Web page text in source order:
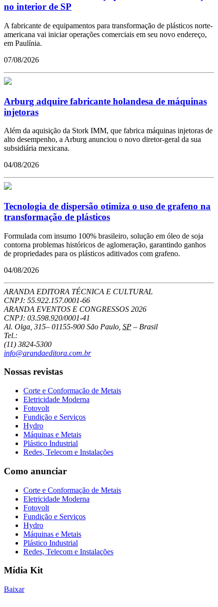
no interior de SP
A fabricante de equipamentos para transformação de plásticos norte-
americana vai iniciar operações comerciais em seu novo endereço,
em Paulínia.
07/08/2026
Arburg adquire fabricante holandesa de máquinas
injetoras
Além da aquisição da Stork IMM, que fabrica máquinas injetoras de
alto desempenho, a Arburg anunciou o novo diretor-geral da sua
subsidiária mexicana.
04/08/2026
Tecnologia de dispersão otimiza o uso de grafeno na
transformação de plásticos
Formulada com insumo 100% brasileiro, solução em óleo de soja
contorna problemas históricos de aglomeração, garantindo ganhos
de propriedades para os plásticos aditivados com grafeno.
04/08/2026
ARANDA EDITORA TÉCNICA E CULTURAL
CNPJ: 55.922.157.0001-66
ARANDA EVENTOS E CONGRESSOS 2026
CNPJ: 03.598.920/0001-41
Al. Olga, 315– 01155-900 São Paulo SP – Brasil
Tel.:
(11) 3824-5300
info@arandaeditora.com.br
Nossas revistas
Corte e Conformação de Metais
Eletricidade Moderna
Fotovolt
Fundição e Serviços
Hydro
Máquinas e Metais
Plástico Industrial
Redes, Telecom e Instalações
Como anunciar
Corte e Conformação de Metais
Eletricidade Moderna
Fotovolt
Fundição e Serviços
Hydro
Máquinas e Metais
Plástico Industrial
Redes, Telecom e Instalações
Mídia Kit
Baixar